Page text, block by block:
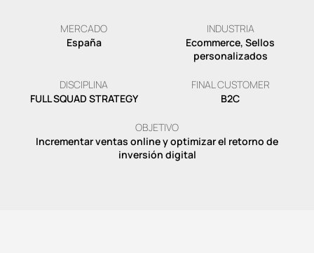
Todos los servicios
SEO
SEM
MERCADO
España
INDUSTRIA
Ecommerce, Sellos
personalizados
DISCIPLINA
FULL SQUAD STRATEGY
FINAL CUSTOMER
B2C
OBJETIVO
Incrementar ventas online y optimizar el retorno de
inversión digital